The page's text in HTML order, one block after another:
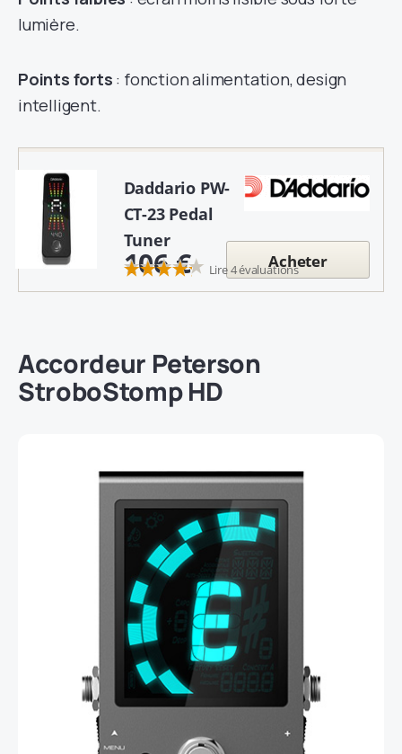
lumière.
Points forts : fonction alimentation, design
intelligent.
Daddario PW-
CT-23 Pedal
Tuner
Lire 4 évaluations
106 € Acheter
Accordeur Peterson
StroboStomp HD